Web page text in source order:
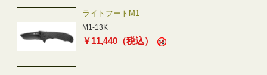
ライトフートM1
M1-13K
￥11,440 （税込）